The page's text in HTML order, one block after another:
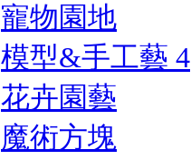
寵物園地
模型&手工藝 4
花卉園藝
魔術方塊